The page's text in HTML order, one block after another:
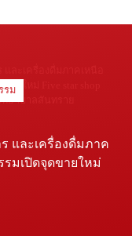
รม
และเครื่องดื่มภาค
รมเปิดจุดขายใหม่
จ.เชียงใหม่